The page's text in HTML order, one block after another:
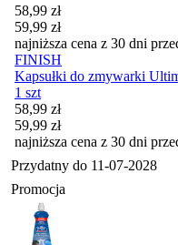
Cena promocyjna
58,99 zł
59,99 zł
najniższa cena z 30 dni
FINISH
Kapsułki do zmywarki
1 szt
Cena promocyjna
58,99 zł
59,99 zł
najniższa cena z 30 dni
Przydatny do 11-07-2028
Promocja